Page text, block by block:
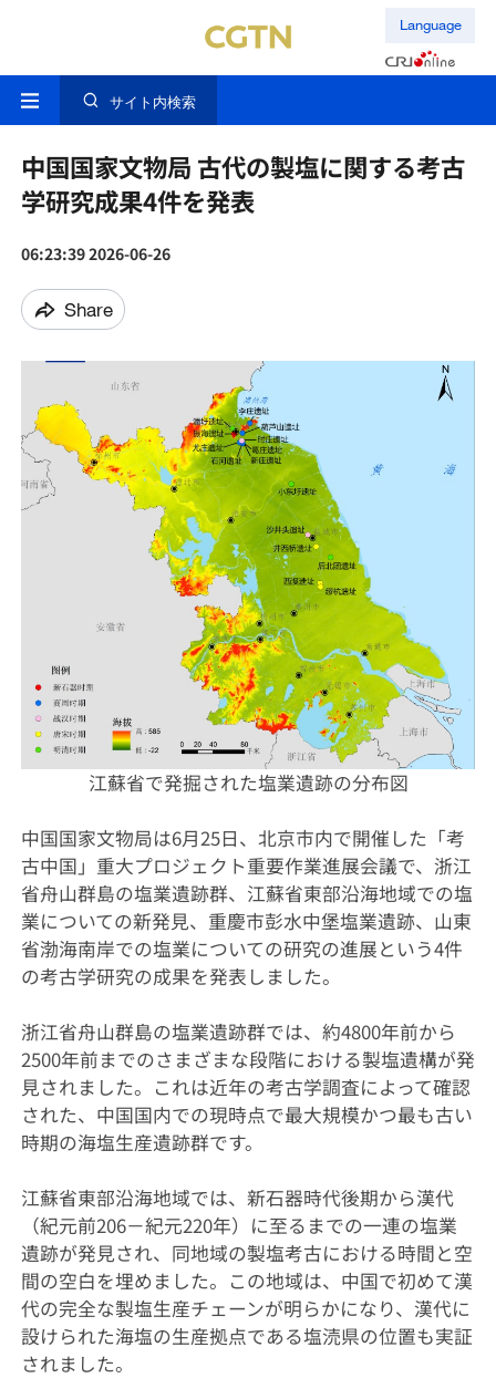
Language
サイト内検索
中国国家文物局 古代の製塩に関する考古
学研究成果4件を発表
06:23:39 2026-06-26
Share
江蘇省で発掘された塩業遺跡の分布図
中国国家文物局は6月25日、北京市内で開催した「考
古中国」重大プロジェクト重要作業進展会議で、浙江
省舟山群島の塩業遺跡群、江蘇省東部沿海地域での塩
業についての新発見、重慶市彭水中堡塩業遺跡、山東
省渤海南岸での塩業についての研究の進展という4件
の考古学研究の成果を発表しました。
浙江省舟山群島の塩業遺跡群では、約4800年前から
2500年前までのさまざまな段階における製塩遺構が発
見されました。これは近年の考古学調査によって確認
された、中国国内での現時点で最大規模かつ最も古い
時期の海塩生産遺跡群です。
江蘇省東部沿海地域では、新石器時代後期から漢代
（紀元前206－紀元220年）に至るまでの一連の塩業
遺跡が発見され、同地域の製塩考古における時間と空
間の空白を埋めました。この地域は、中国で初めて漢
代の完全な製塩生産チェーンが明らかになり、漢代に
設けられた海塩の生産拠点である塩涜県の位置も実証
されました。